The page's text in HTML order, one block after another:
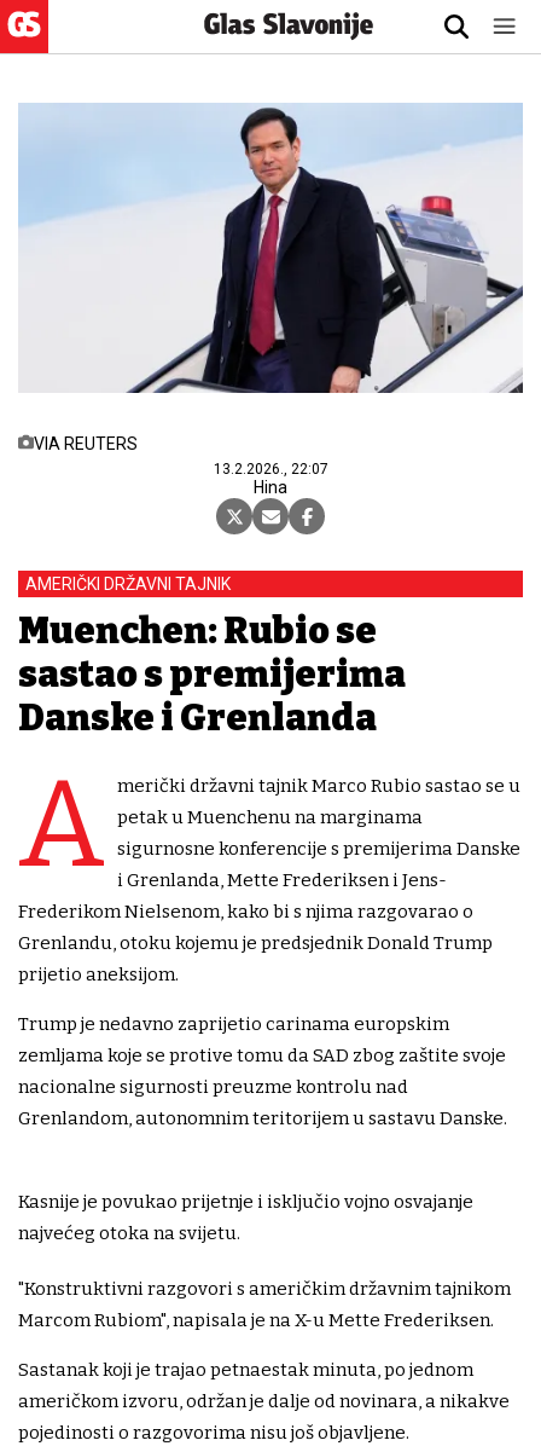
VIA REUTERS
13.2.2026., 22:07
Hina
AMERIČKI DRŽAVNI TAJNIK
Muenchen: Rubio se
sastao s premijerima
Danske i Grenlanda
A
merički državni tajnik Marco Rubio sastao se u
petak u Muenchenu na marginama
sigurnosne konferencije s premijerima Danske
i Grenlanda, Mette Frederiksen i Jens-
Frederikom Nielsenom, kako bi s njima razgovarao o
Grenlandu, otoku kojemu je predsjednik Donald Trump
prijetio aneksijom.
Trump je nedavno zaprijetio carinama europskim
zemljama koje se protive tomu da SAD zbog zaštite svoje
nacionalne sigurnosti preuzme kontrolu nad
Grenlandom, autonomnim teritorijem u sastavu Danske.
Kasnije je povukao prijetnje i isključio vojno osvajanje
najvećeg otoka na svijetu.
"Konstruktivni razgovori s američkim državnim tajnikom
Marcom Rubiom", napisala je na X-u Mette Frederiksen.
Sastanak koji je trajao petnaestak minuta, po jednom
američkom izvoru, održan je dalje od novinara, a nikakve
pojedinosti o razgovorima nisu još objavljene.